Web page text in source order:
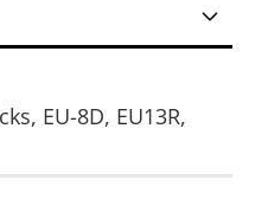
EU-8D, EU13R,